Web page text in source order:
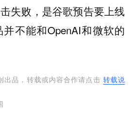
失败，是谷歌预告要上线
不能和OpenAI和微软的
出品，转载或内容合作请点击 转载说